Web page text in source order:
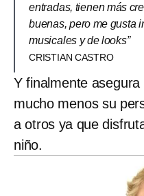
entradas, tienen más
buenas, pero me gusta
musicales y de looks”
CRISTIAN CASTRO
Y finalmente
mucho menos su
a otros ya que
niño.